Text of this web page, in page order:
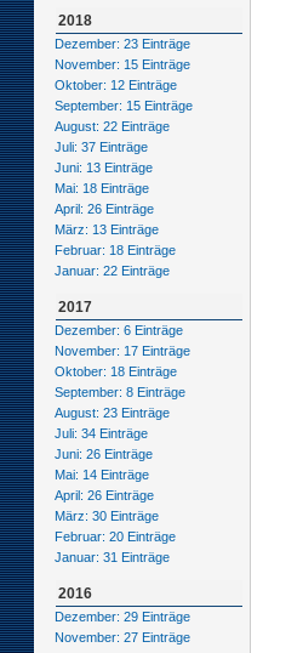
2018
Dezember: 23 Einträge
November: 15 Einträge
Oktober: 12 Einträge
September: 15 Einträge
August: 22 Einträge
Juli: 37 Einträge
Juni: 13 Einträge
Mai: 18 Einträge
April: 26 Einträge
März: 13 Einträge
Februar: 18 Einträge
Januar: 22 Einträge
2017
Dezember: 6 Einträge
November: 17 Einträge
Oktober: 18 Einträge
September: 8 Einträge
August: 23 Einträge
Juli: 34 Einträge
Juni: 26 Einträge
Mai: 14 Einträge
April: 26 Einträge
März: 30 Einträge
Februar: 20 Einträge
Januar: 31 Einträge
2016
Dezember: 29 Einträge
November: 27 Einträge